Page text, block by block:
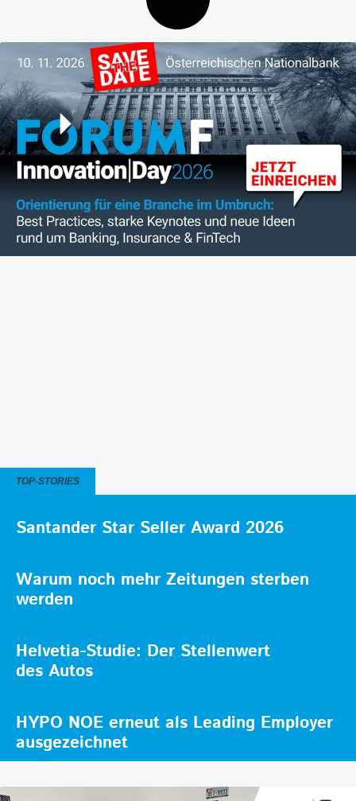
TOP-STORIES
Santander Star Seller Award 2026
Warum noch mehr Zeitungen sterben
werden
Helvetia-Studie: Der Stellenwert
des Autos
HYPO NOE erneut als Leading Employer
ausgezeichnet